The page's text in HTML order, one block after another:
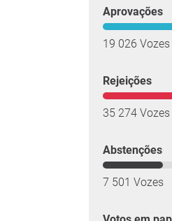
Aprovações
19 026 Vozes
Rejeições
35 274 Vozes
Abstenções
7 501 Vozes